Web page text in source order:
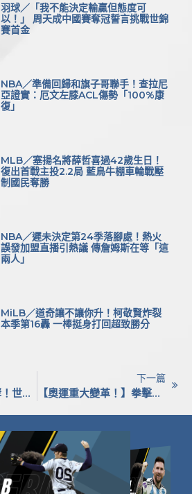
羽球／「我不能決定輸贏但態度可
以！」 周天成中國賽奪冠誓言挑戰世錦
賽首金
NBA／準備回歸和旗子哥聯手！查拉尼
亞證實：厄文左膝ACL傷勢「100%康
復」
MLB／塞揚名將薛哲喜過42歲生日！
復出首戰主投2.2局 藍鳥牛棚車輪戰壓
制國民奪勝
NBA／遲未決定第24季落腳處！熱火
誤發加盟直播引熱議 傳詹姆斯在等「這
兩人」
MiLB／道奇讓不讓你升！柯敬賢炸裂
本季第16轟 一棒挺身打回超致勝分
戴資穎退位效應發酵！世界排名慘跌16位 寫下近13年最低點
下一篇
【奧運重大變革！】拳擊即將回歸2028洛城 台灣女兒林郁婷再戰五環殿堂